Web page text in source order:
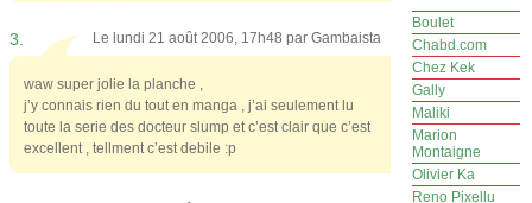
3. Le lundi 21 août 2006, 17h48 par Gambaista
waw super jolie la planche ,
j’y connais rien du tout en manga , j’ai seulement lu
toute la serie des docteur slump et c’est clair que c’est
excellent , tellment c’est debile :p
Boulet
Chabd.com
Chez Kek
Gally
Maliki
Marion
Montaigne
Olivier Ka
Reno Pixellu